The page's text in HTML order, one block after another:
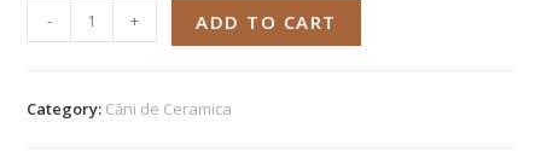
- + ADD TO CART
Category: Căni de Ceramica